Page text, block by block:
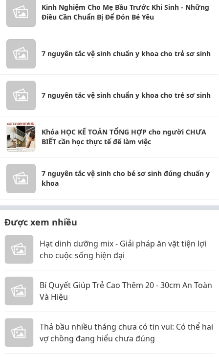
Kinh Nghiệm Cho Mẹ Bầu Trước Khi Sinh - Những
Điều Cần Chuẩn Bị Để Đón Bé Yêu
7 nguyên tắc vệ sinh chuẩn y khoa cho trẻ sơ sinh
7 nguyên tắc vệ sinh chuẩn y khoa cho trẻ sơ sinh
Khóa HỌC KẾ TOÁN TỔNG HỢP cho người CHƯA
BIẾT cần học thực tế để làm việc
7 nguyên tắc vệ sinh cho bé sơ sinh đúng chuẩn y
khoa
Được xem nhiều
Hạt dinh dưỡng mix - Giải pháp ăn vặt tiện lợi
cho cuộc sống hiện đại
Bí Quyết Giúp Trẻ Cao Thêm 20 - 30cm An Toàn
Và Hiệu
Thả bầu nhiều tháng chưa có tin vui: Có thể hai
vợ chồng đang hiểu chưa đúng